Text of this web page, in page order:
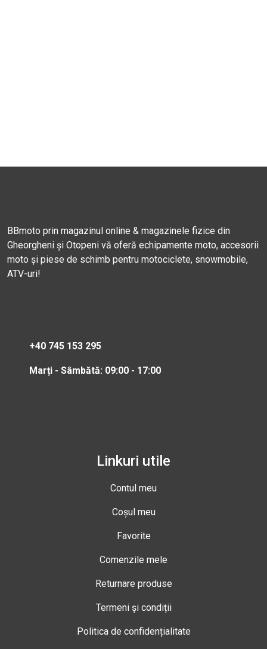
BBmoto prin magazinul online & magazinele fizice din
Gheorgheni și Otopeni vă oferă echipamente moto, accesorii
moto și piese de schimb pentru motociclete, snowmobile,
ATV-uri!
+40 745 153 295
Marți - Sâmbătă: 09:00 - 17:00
Linkuri utile
Contul meu
Coșul meu
Favorite
Comenzile mele
Returnare produse
Termeni și condiții
Politica de confidențialitate